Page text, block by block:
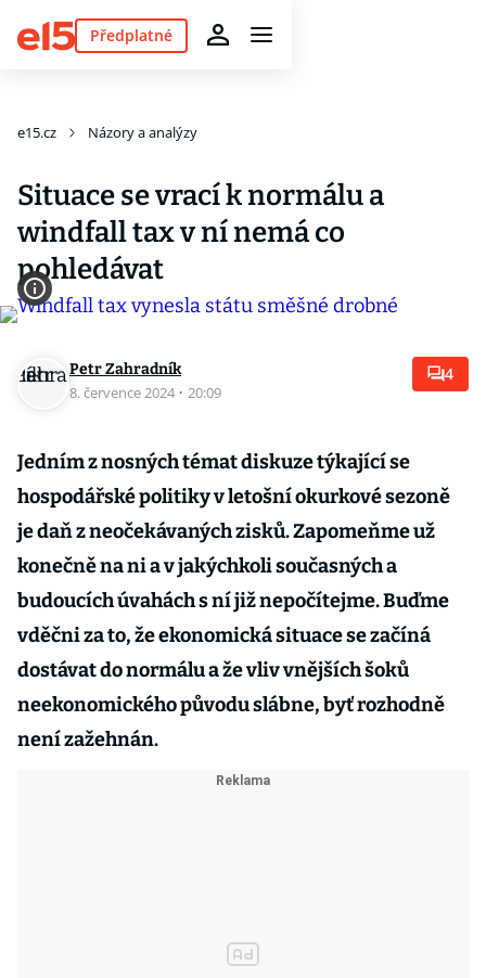
Předplatné
e15.cz Názory a analýzy
Situace se vrací k normálu a
windfall tax v ní nemá co
pohledávat
Petr Zahradník
8. července 2024 · 20:09
4
Jedním z nosných témat diskuze týkající se
hospodářské politiky v letošní okurkové sezoně
je daň z neočekávaných zisků. Zapomeňme už
konečně na ni a v jakýchkoli současných a
budoucích úvahách s ní již nepočítejme. Buďme
vděčni za to, že ekonomická situace se začíná
dostávat do normálu a že vliv vnějších šoků
neekonomického původu slábne, byť rozhodně
není zažehnán.